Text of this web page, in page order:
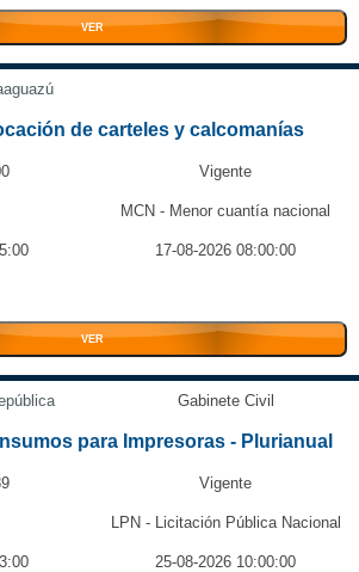
VER
de carteles y calcomanías
Vigente
MCN - Menor cuantía nacional
17-08-2026 08:00:00
VER
Gabinete Civil
para Impresoras - Plurianual
Vigente
LPN - Licitación Pública Nacional
25-08-2026 10:00:00